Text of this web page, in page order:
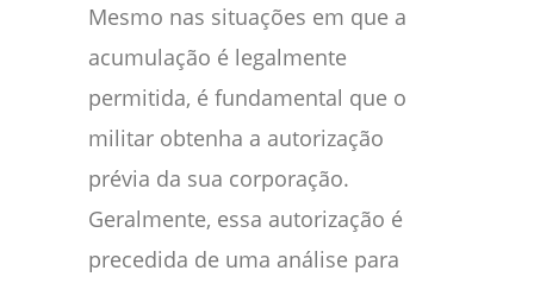
Mesmo nas situações em que a
acumulação é legalmente
permitida, é fundamental que o
militar obtenha a autorização
prévia da sua corporação.
Geralmente, essa autorização é
precedida de uma análise para